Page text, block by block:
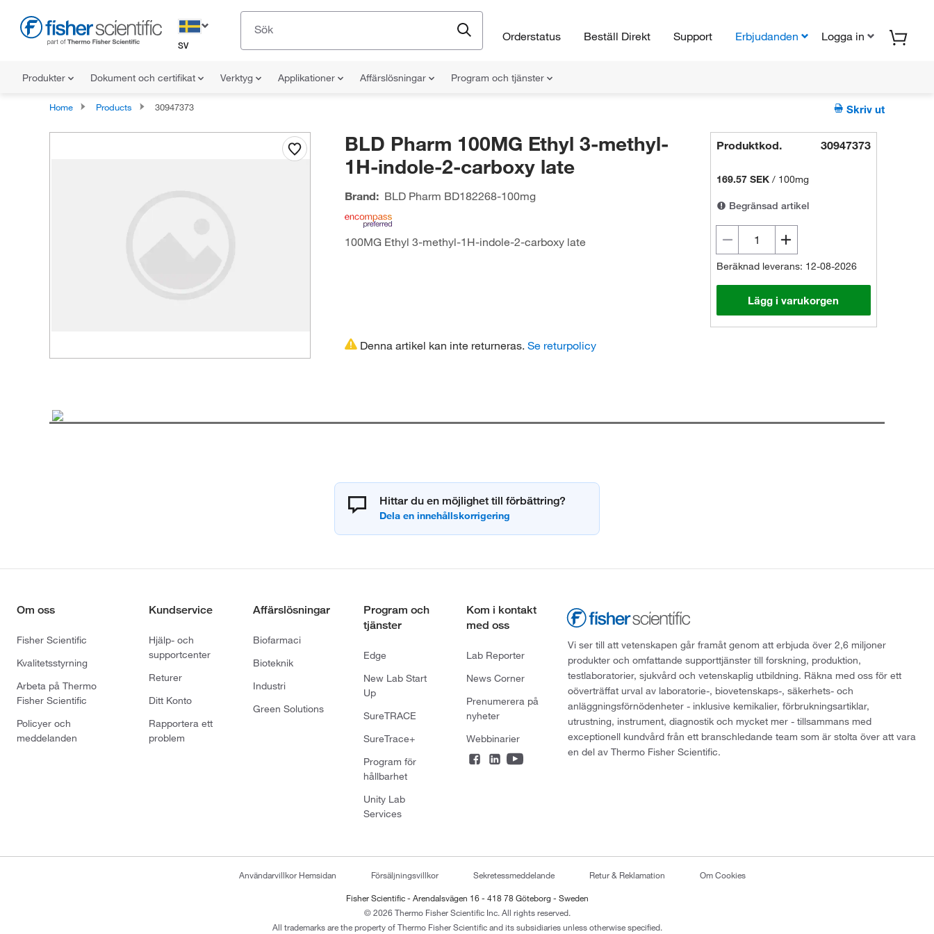
SV
Orderstatus Beställ Direkt Support Erbjudanden Logga in
Produkter Dokument och certifikat Verktyg Applikationer Affärslösningar Program och tjänster
Home Products 30947373 Skriv ut
BLD Pharm 100MG Ethyl 3-methyl-
1H-indole-2-carboxy late
Brand: BLD Pharm BD182268-100mg
100MG Ethyl 3-methyl-1H-indole-2-carboxy late
Produktkod. 30947373
169.57 SEK / 100mg
Begränsad artikel
Beräknad leverans: 12-08-2026
Lägg i varukorgen
Denna artikel kan inte returneras. Se returpolicy
Hittar du en möjlighet till förbättring?
Om oss
Fisher Scientific
Kvalitetsstyrning
Arbeta på Thermo
Fisher Scientific
Policyer och
meddelanden
Kundservice
Hjälp- och
supportcenter
Returer
Ditt Konto
Rapportera ett
problem
Affärslösningar
Biofarmaci
Bioteknik
Industri
Green Solutions
Program och
tjänster
Edge
New Lab Start
Up
SureTRACE
SureTrace+
Program för
hållbarhet
Unity Lab
Services
Kom i kontakt
med oss
Lab Reporter
News Corner
Prenumerera på
nyheter
Webbinarier
Vi ser till att vetenskapen går framåt genom att erbjuda över 2,6 miljoner
produkter och omfattande supporttjänster till forskning, produktion,
testlaboratorier, sjukvård och vetenskaplig utbildning. Räkna med oss för ett
oöverträffat urval av laboratorie-, biovetenskaps-, säkerhets- och
anläggningsförnödenheter - inklusive kemikalier, förbrukningsartiklar,
utrustning, instrument, diagnostik och mycket mer - tillsammans med
exceptionell kundvård från ett branschledande team som är stolta över att vara
en del av Thermo Fisher Scientific.
Användarvillkor Hemsidan Försäljningsvillkor Sekretessmeddelande Retur & Reklamation Om Cookies
Fisher Scientific - Arendalsvägen 16 - 418 78 Göteborg - Sweden
© 2026 Thermo Fisher Scientific Inc. All rights reserved.
All trademarks are the property of Thermo Fisher Scientific and its subsidiaries unless otherwise specified.